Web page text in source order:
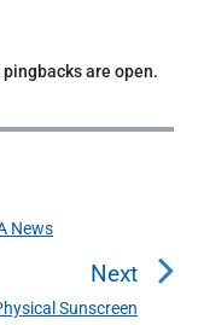
pingbacks are open.
News
Next
N
Sunscreen